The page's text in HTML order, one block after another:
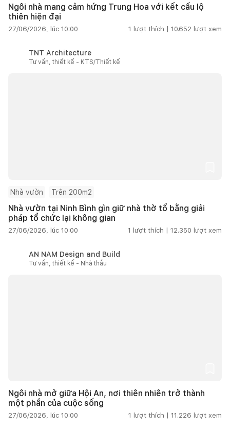
Ngôi nhà mang cảm hứng Trung Hoa với kết cấu lộ
thiên hiện đại
27/06/2026, lúc 10:00 1 lượt thích | 10.652 lượt xem
TNT Architecture
Tư vấn, thiết kế - KTS/Thiết kế
Nhà vườn Trên 200m2
Nhà vườn tại Ninh Bình gìn giữ nhà thờ tổ bằng giải
pháp tổ chức lại không gian
27/06/2026, lúc 10:00 1 lượt thích | 12.350 lượt xem
AN NAM Design and Build
Tư vấn, thiết kế - Nhà thầu
Ngôi nhà mở giữa Hội An, nơi thiên nhiên trở thành
một phần của cuộc sống
27/06/2026, lúc 10:00 1 lượt thích | 11.226 lượt xem